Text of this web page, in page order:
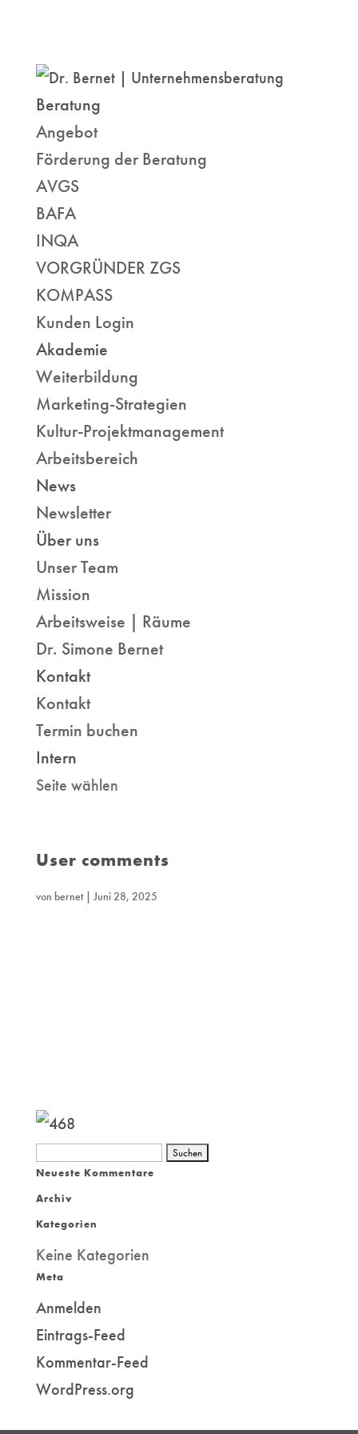
Beratung
Angebot
Förderung der Beratung
AVGS
BAFA
INQA
VORGRÜNDER ZGS
KOMPASS
Kunden Login
Akademie
Weiterbildung
Marketing-Strategien
Kultur-Projektmanagement
Arbeitsbereich
News
Newsletter
Über uns
Unser Team
Mission
Arbeitsweise | Räume
Dr. Simone Bernet
Kontakt
Kontakt
Termin buchen
Intern
Seite wählen
User comments
von bernet| Juni 28, 2025
Suchen
nach:
Neueste Kommentare
Archiv
Kategorien
Keine Kategorien
Meta
Anmelden
Eintrags-Feed
Kommentar-Feed
WordPress.org